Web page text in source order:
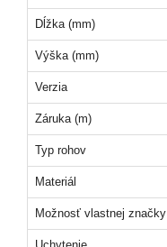
Dĺžka (mm)
Výška (mm)
Verzia
Záruka (m)
Typ rohov
Materiál
Možnosť vlastnej značky